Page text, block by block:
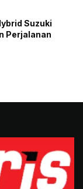
Suzuki
Perjalanan